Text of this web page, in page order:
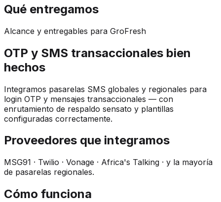
Qué entregamos
Alcance y entregables para GroFresh
OTP y SMS transaccionales bien
hechos
Integramos pasarelas SMS globales y regionales para
login OTP y mensajes transaccionales — con
enrutamiento de respaldo sensato y plantillas
configuradas correctamente.
Proveedores que integramos
MSG91 · Twilio · Vonage · Africa's Talking · y la mayoría
de pasarelas regionales.
Cómo funciona